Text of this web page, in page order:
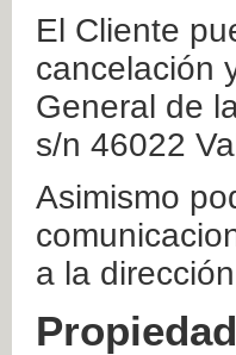
El Cliente
cancelación
General de
s/n 46022
Asimismo
a la